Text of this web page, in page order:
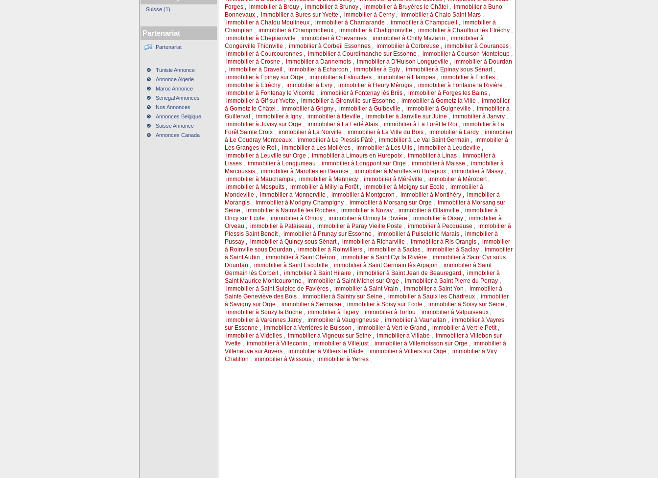
Suisse (1)
Partenariat
Partenariat
Tunisie Annonce
Annonce Algerie
Maroc Annonce
Senegal Annonces
Nos Annonces
Annonces Belgique
Suisse Annonce
Annonces Canada
Forges , immobilier à Brouy , immobilier à Brunoy , immobilier à Bruyères le Châtel , immobilier à Buno
Bonnevaux , immobilier à Bures sur Yvette , immobilier à Cerny , immobilier à Chalo Saint Mars ,
immobilier à Chalou Moulineux , immobilier à Chamarande , immobilier à Champcueil , immobilier à
Champlan , immobilier à Champmotteux , immobilier à Chatignonville , immobilier à Chauffour lès Etréchy ,
immobilier à Cheptainville , immobilier à Chevannes , immobilier à Chilly Mazarin , immobilier à
Congerville Thionville , immobilier à Corbeil Essonnes , immobilier à Corbreuse , immobilier à Courances ,
immobilier à Courcouronnes , immobilier à Courdimanche sur Essonne , immobilier à Courson Monteloup ,
immobilier à Crosne , immobilier à Dannemois , immobilier à D'Huison Longueville , immobilier à Dourdan
, immobilier à Draveil , immobilier à Echarcon , immobilier à Egly , immobilier à Epinay sous Sénart ,
immobilier à Epinay sur Orge , immobilier à Estouches , immobilier à Etampes , immobilier à Etiolles ,
immobilier à Etréchy , immobilier à Evry , immobilier à Fleury Mérogis , immobilier à Fontaine la Rivière ,
immobilier à Fontenay le Vicomte , immobilier à Fontenay lès Briis , immobilier à Forges les Bains ,
immobilier à Gif sur Yvette , immobilier à Gironville sur Essonne , immobilier à Gometz la Ville , immobilier
à Gometz le Châtel , immobilier à Grigny , immobilier à Guibeville , immobilier à Guigneville , immobilier à
Guillerval , immobilier à Igny , immobilier à Itteville , immobilier à Janville sur Juine , immobilier à Janvry ,
immobilier à Juvisy sur Orge , immobilier à La Ferté Alais , immobilier à La Forêt le Roi , immobilier à La
Forêt Sainte Croix , immobilier à La Norville , immobilier à La Ville du Bois , immobilier à Lardy , immobilier
à Le Coudray Montceaux , immobilier à Le Plessis Pâté , immobilier à Le Val Saint Germain , immobilier à
Les Granges le Roi , immobilier à Les Molières , immobilier à Les Ulis , immobilier à Leudeville ,
immobilier à Leuville sur Orge , immobilier à Limours en Hurepoix , immobilier à Linas , immobilier à
Lisses , immobilier à Longjumeau , immobilier à Longpont sur Orge , immobilier à Maisse , immobilier à
Marcoussis , immobilier à Marolles en Beauce , immobilier à Marolles en Hurepoix , immobilier à Massy ,
immobilier à Mauchamps , immobilier à Mennecy , immobilier à Méréville , immobilier à Mérobert ,
immobilier à Mespuits , immobilier à Milly la Forêt , immobilier à Moigny sur Ecole , immobilier à
Mondeville , immobilier à Monnerville , immobilier à Montgeron , immobilier à Montlhéry , immobilier à
Morangis , immobilier à Morigny Champigny , immobilier à Morsang sur Orge , immobilier à Morsang sur
Seine , immobilier à Nainville les Roches , immobilier à Nozay , immobilier à Ollainville , immobilier à
Oncy sur Ecole , immobilier à Ormoy , immobilier à Ormoy la Rivière , immobilier à Orsay , immobilier à
Orveau , immobilier à Palaiseau , immobilier à Paray Vieille Poste , immobilier à Pecqueuse , immobilier à
Plessis Saint Benoit , immobilier à Prunay sur Essonne , immobilier à Puiselet le Marais , immobilier à
Pussay , immobilier à Quincy sous Sénart , immobilier à Richarville , immobilier à Ris Orangis , immobilier
à Roinville sous Dourdan , immobilier à Roinvilliers , immobilier à Saclas , immobilier à Saclay , immobilier
à Saint Aubin , immobilier à Saint Chéron , immobilier à Saint Cyr la Rivière , immobilier à Saint Cyr sous
Dourdan , immobilier à Saint Escobille , immobilier à Saint Germain lès Arpajon , immobilier à Saint
Germain lès Corbeil , immobilier à Saint Hilaire , immobilier à Saint Jean de Beauregard , immobilier à
Saint Maurice Montcouronne , immobilier à Saint Michel sur Orge , immobilier à Saint Pierre du Perray ,
immobilier à Saint Sulpice de Favières , immobilier à Saint Vrain , immobilier à Saint Yon , immobilier à
Sainte Geneviève des Bois , immobilier à Saintry sur Seine , immobilier à Saulx les Chartreux , immobilier
à Savigny sur Orge , immobilier à Sermaise , immobilier à Soisy sur Ecole , immobilier à Soisy sur Seine ,
immobilier à Souzy la Briche , immobilier à Tigery , immobilier à Torfou , immobilier à Valpuiseaux ,
immobilier à Varennes Jarcy , immobilier à Vaugrigneuse , immobilier à Vauhallan , immobilier à Vayres
sur Essonne , immobilier à Verrières le Buisson , immobilier à Vert le Grand , immobilier à Vert le Petit ,
immobilier à Videlles , immobilier à Vigneux sur Seine , immobilier à Villabé , immobilier à Villebon sur
Yvette , immobilier à Villeconin , immobilier à Villejust , immobilier à Villemoisson sur Orge , immobilier à
Villeneuve sur Auvers , immobilier à Villiers le Bâcle , immobilier à Villiers sur Orge , immobilier à Viry
Chatillon , immobilier à Wissous , immobilier à Yerres ,